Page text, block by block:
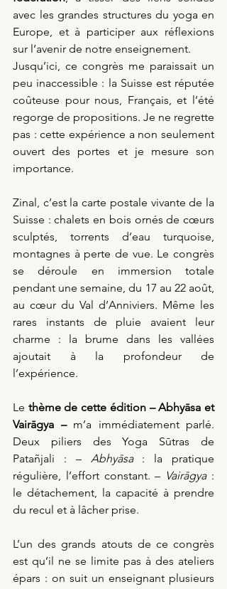
avec les grandes structures du yoga en
Europe, et à participer aux réflexions
sur l’avenir de notre enseignement.
Jusqu’ici, ce congrès me paraissait un
peu inaccessible : la Suisse est réputée
coûteuse pour nous, Français, et l’été
regorge de propositions. Je ne regrette
pas : cette expérience a non seulement
ouvert des portes et je mesure son
importance.
Zinal, c’est la carte postale vivante de la
Suisse : chalets en bois ornés de cœurs
sculptés, torrents d’eau turquoise,
montagnes à perte de vue. Le congrès
se déroule en immersion totale
pendant une semaine, du 17 au 22 août,
au cœur du Val d’Anniviers. Même les
rares instants de pluie avaient leur
charme : la brume dans les vallées
ajoutait à la profondeur de
l’expérience.
Le thème de cette édition – Abhyāsa et
Vairāgya – m’a immédiatement parlé.
Deux piliers des Yoga Sūtras de
Patañjali : – Abhyāsa : la pratique
régulière, l’effort constant. – Vairāgya :
le détachement, la capacité à prendre
du recul et à lâcher prise.
L’un des grands atouts de ce congrès
est qu’il ne se limite pas à des ateliers
épars : on suit un enseignant plusieurs